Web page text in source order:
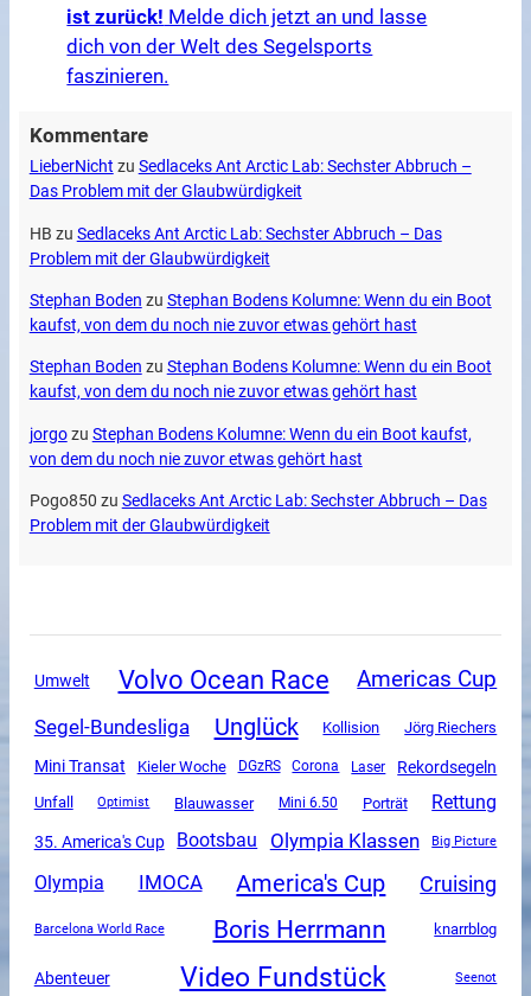
ist zurück! Melde dich jetzt an und lasse
dich von der Welt des Segelsports
faszinieren.
Kommentare
LieberNicht zu Sedlaceks Ant Arctic Lab: Sechster Abbruch –
Das Problem mit der Glaubwürdigkeit
HB zu Sedlaceks Ant Arctic Lab: Sechster Abbruch – Das
Problem mit der Glaubwürdigkeit
Stephan Boden zu Stephan Bodens Kolumne: Wenn du ein Boot
kaufst, von dem du noch nie zuvor etwas gehört hast
Stephan Boden zu Stephan Bodens Kolumne: Wenn du ein Boot
kaufst, von dem du noch nie zuvor etwas gehört hast
jorgozu Stephan Bodens Kolumne: Wenn du ein Boot kaufst,
von dem du noch nie zuvor etwas gehört hast
Pogo850 zu Sedlaceks Ant Arctic Lab: Sechster Abbruch – Das
Problem mit der Glaubwürdigkeit
Umwelt Volvo Ocean Race Americas Cup
Segel-Bundesliga Unglück Kollision Jörg Riechers
Mini Transat Kieler Woche DGzRS Corona Laser Rekordsegeln
Unfall Optimist Blauwasser Mini 6.50 Porträt Rettung
35. America's Cup Bootsbau Olympia Klassen Big Picture
Olympia IMOCA America's Cup Cruising
Barcelona World Race Boris Herrmann knarrblog
Abenteuer Video Fundstück Seenot